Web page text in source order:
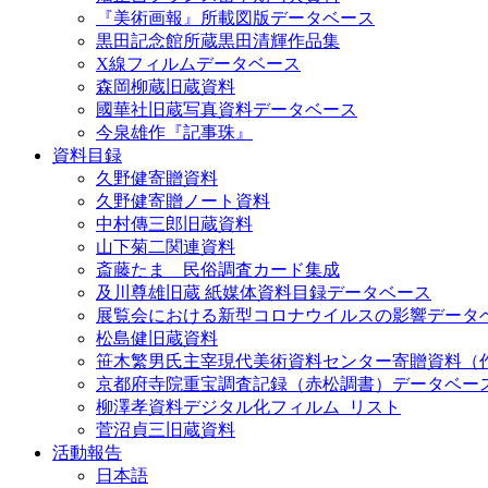
『美術画報』所載図版データベース
黒田記念館所蔵黒田清輝作品集
X線フィルムデータベース
森岡柳蔵旧蔵資料
國華社旧蔵写真資料データベース
今泉雄作『記事珠』
資料目録
久野健寄贈資料
久野健寄贈ノート資料
中村傳三郎旧蔵資料
山下菊二関連資料
斎藤たま 民俗調査カード集成
及川尊雄旧蔵 紙媒体資料目録データベース
展覧会における新型コロナウイルスの影響データ
松島健旧蔵資料
笹木繁男氏主宰現代美術資料センター寄贈資料（
京都府寺院重宝調査記録（赤松調書）データベー
柳澤孝資料デジタル化フィルム_リスト
菅沼貞三旧蔵資料
活動報告
日本語